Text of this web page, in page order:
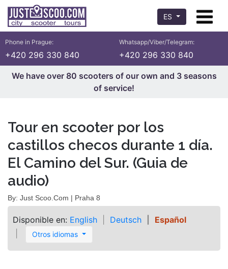
ES
Phone in Prague:
+420 296 330 840
Whatsapp/Viber/Telegram:
+420 296 330 840
We have over 80 scooters of our own and 3 seasons
of service!
Tour en scooter por los
castillos checos durante 1 día.
El Camino del Sur. (Guia de
audio)
By: Just Scoo.Com | Praha 8
Disponible en: English Deutsch Español
Otros idiomas